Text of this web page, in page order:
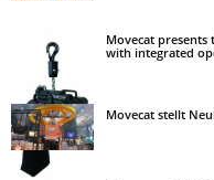
Movecat presents
with integrated
Movecat stellt